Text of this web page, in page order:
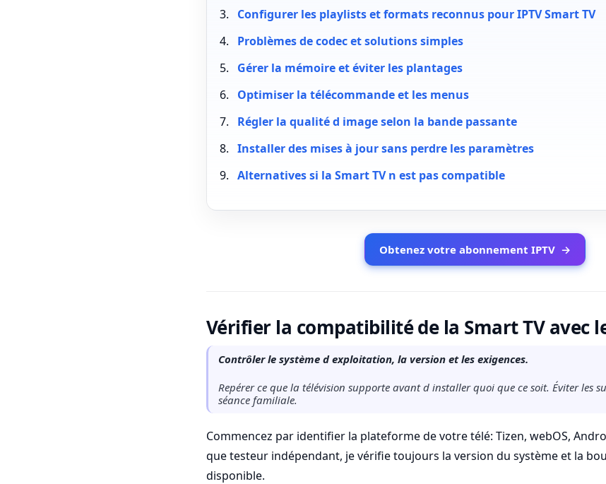
Configurer les playlists et formats reconnus pour IPTV Smart TV
Problèmes de codec et solutions simples
Gérer la mémoire et éviter les plantages
Optimiser la télécommande et les menus
Régler la qualité d image selon la bande passante
Installer des mises à jour sans perdre les paramètres
Alternatives si la Smart TV n est pas compatible
Obtenez votre abonnement IPTV →
Vérifier la compatibilité de la Smart TV avec
Contrôler le système d exploitation, la version et les exigences.
Repérer ce que la télévision supporte avant d installer quoi que ce soit. Éviter les
séance familiale.
Commencez par identifier la plateforme de votre télé: Tizen, webOS,
que testeur indépendant, je vérifie toujours la version du système et la
disponible.